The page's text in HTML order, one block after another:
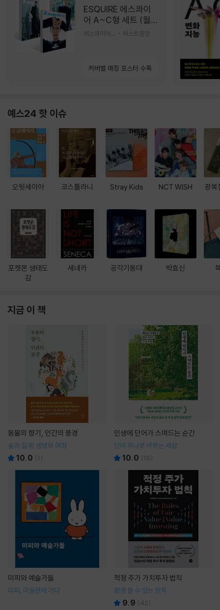
ESQUIRE 에스콰이
어 A~C형 세트 (월
간) : 9월 [2026]
허스트중앙
커버별 매칭 포스터 수록
예스24 핫 이슈
오뒷세이아
포켓몬 생태도
감
코스톨라니
세네카
Stray Kids
공각기동대
NCT WISH
박효신
광복
지금 이 책
동물의 향기, 인간의 풍경
숲과 길 위 생명의 여정
10.0 (1 )
인생에 단어가 스며드는 순간
단어 하나로 바뀌는 세상
10.0 (16)
미피와 예술가들
미피, 미술관에 가다
적정 주가 가치투자 법칙
평생 쓸 수 있는 원칙
9.9 (42)